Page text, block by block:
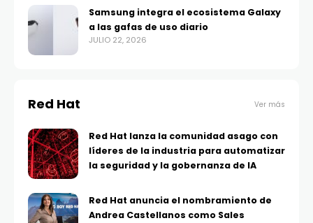
Samsung integra el ecosistema Galaxy
a las gafas de uso diario
JULIO 22, 2026
Red Hat Ver más
Red Hat lanza la comunidad asago con
líderes de la industria para automatizar
la seguridad y la gobernanza de IA
Red Hat anuncia el nombramiento de
Andrea Castellanos como Sales